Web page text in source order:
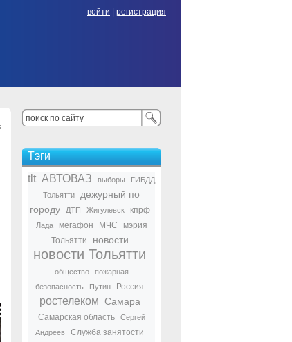
войти регистрация
Тэги
tlt АВТОВАЗ выборы
ГИБДД
Тольятти
дежурный по
городу
ДТП Жигулевск кпрф
Лада мегафон МЧС
мэрия
Тольятти
новости
новости Тольятти
общество
пожарная
безопасность
Путин Россия
ростелеком Самара
Самарская область
Сергей
Андреев
Служба занятости